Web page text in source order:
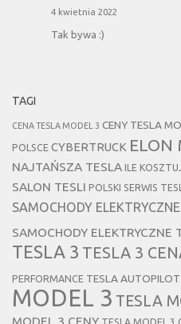
4 kwietnia 2022
Tak bywa :)
TAGI
CENA TESLA MODEL 3 CENY TESLA
POLSCE CYBERTRUCK ELON
NAJTAŃSZA TESLA ILE
SALON TESLI POLSKI SERWIS
SAMOCHODY ELEKTRYCZNE
SAMOCHODY ELEKTRYCZNE
TESLA 3 TESLA 3
PERFORMANCE TESLA AUTOPILOT
MODEL 3 TESLA
MODEL 3 CENY TESLA MODEL 3